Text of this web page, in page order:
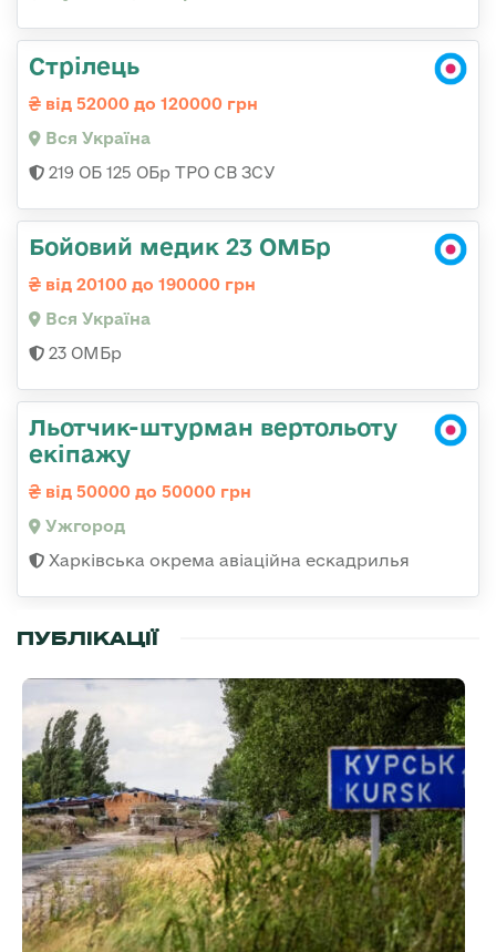
Стрілець
від 52000 до 120000 грн
Вся Україна
219 ОБ 125 ОБр ТРО СВ ЗСУ
Бойовий медик 23 ОМБр
від 20100 до 190000 грн
Вся Україна
23 ОМБр
Льотчик-штурман вертольоту
екіпажу
від 50000 до 50000 грн
Ужгород
Харківська окрема авіаційна ескадрилья
ПУБЛІКАЦІЇ